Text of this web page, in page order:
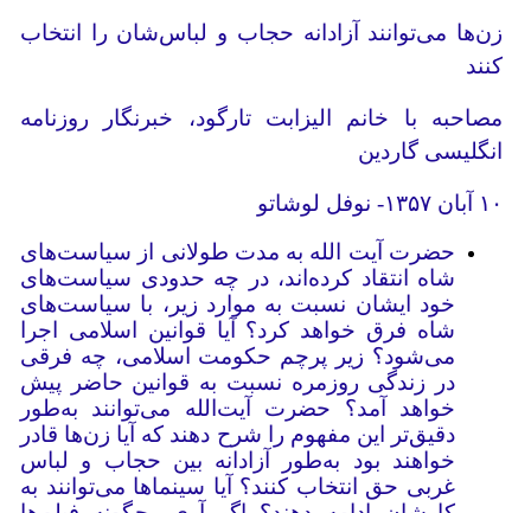
زن‌ها می‌توانند آزادانه حجاب و لباس‌شان را انتخاب
کنند
مصاحبه با خانم الیزابت تارگود، خبرنگار روزنامه
انگلیسی گاردین‏
۱۰ آبان ۱۳۵۷- نوفل لوشاتو
حضرت آیت الله به مدت طولانی از سیاست‌های
شاه انتقاد کرده‌اند، در چه حدودی سیاست‌های
خود ایشان نسبت به موارد زیر، با سیاست‌های
شاه فرق خواهد کرد؟ آیا قوانین اسلامی اجرا
می‌شود؟ زیر پرچم حکومت اسلامی، چه فرقی
در زندگی روزمره نسبت به قوانین حاضر پیش
خواهد آمد؟ حضرت آیت‌الله می‌توانند به‌طور
دقیق‌تر این مفهوم را شرح دهند که آیا زن‌ها قادر
خواهند بود به‌طور آزادانه بین حجاب و لباس
غربی حق انتخاب کنند؟ آیا سینماها می‌توانند به